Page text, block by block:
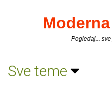
Pogledaj... sve
Sve teme